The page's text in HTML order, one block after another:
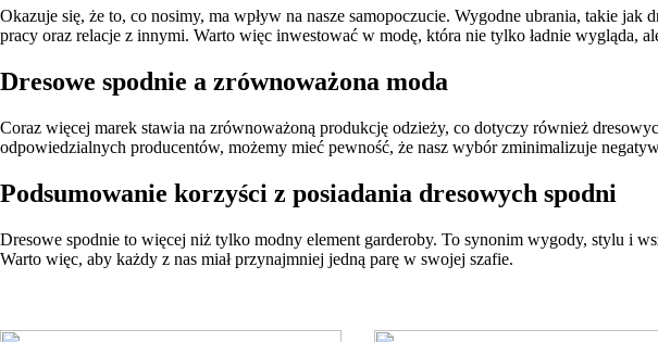
Okazuje się, że to, co nosimy, ma wpływ na nasze samopoczucie. Wygodne ubrania, takie
pracy oraz relacje z innymi. Warto więc inwestować w modę, która nie tylko ładnie wygląda,
Dresowe spodnie a zrównoważona moda
Coraz więcej marek stawia na zrównoważoną produkcję odzieży, co dotyczy również
odpowiedzialnych producentów, możemy mieć pewność, że nasz wybór zminimalizuje
Podsumowanie korzyści z posiadania dresowych spodni
Dresowe spodnie to więcej niż tylko modny element garderoby. To synonim wygody, stylu i
Warto więc, aby każdy z nas miał przynajmniej jedną parę w swojej szafie.